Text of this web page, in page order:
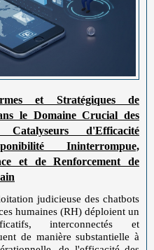
et Stratégiques de
le Domaine Crucial des
d'Efficacité
Ininterrompue,
et de Renforcement de
judicieuse des chatbots
humaines (RH) déploient un
interconnectés et
de manière substantielle à